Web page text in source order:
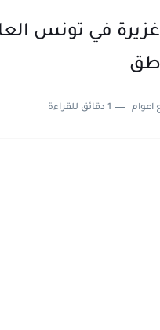
غزيرة في تونس
اعوام 1 دقائق للقراءة